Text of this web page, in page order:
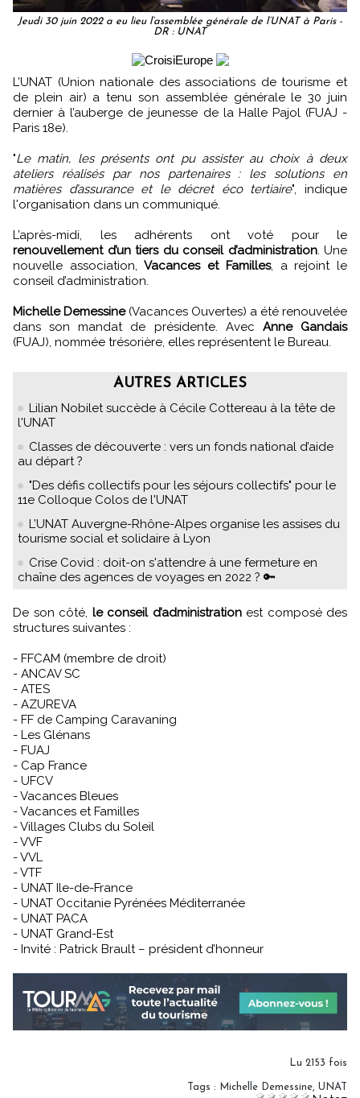
Jeudi 30 juin 2022 a eu lieu l’assemblée générale de l’UNAT à Paris -
DR : UNAT
L’UNAT (Union nationale des associations de tourisme et
de plein air) a tenu son assemblée générale le 30 juin
dernier à l’auberge de jeunesse de la Halle Pajol (FUAJ -
Paris 18e).
"Le matin, les présents ont pu assister au choix à deux
ateliers réalisés par nos partenaires : les solutions en
matières d’assurance et le décret éco tertiaire", indique
l'organisation dans un communiqué.
L’après-midi, les adhérents ont voté pour le
renouvellement d’un tiers du conseil d’administration. Une
nouvelle association,Vacances et Familles, a rejoint le
conseil d’administration.
Michelle Demessine(Vacances Ouvertes) a été renouvelée
dans son mandat de présidente. Avec Anne Gandais
(FUAJ), nommée trésorière, elles représentent le Bureau.
AUTRES ARTICLES
Lilian Nobilet succède à Cécile Cottereau à la tête de
l'UNAT
Classes de découverte : vers un fonds national d’aide
au départ ?
"Des défis collectifs pour les séjours collectifs" pour le
11e Colloque Colos de l'UNAT
L’UNAT Auvergne-Rhône-Alpes organise les assises du
tourisme social et solidaire à Lyon
Crise Covid : doit-on s'attendre à une fermeture en
chaîne des agences de voyages en 2022 ? 🔑
De son côté, le conseil d’administrationest composé des
structures suivantes :
- FFCAM (membre de droit)
- ANCAV SC
- ATES
- AZUREVA
- FF de Camping Caravaning
- Les Glénans
- FUAJ
- Cap France
- UFCV
- Vacances Bleues
- Vacances et Familles
- Villages Clubs du Soleil
- VVF
- VVL
- VTF
- UNAT Ile-de-France
- UNAT Occitanie Pyrénées Méditerranée
- UNAT PACA
- UNAT Grand-Est
- Invité : Patrick Brault – président d’honneur
Lu 2153 fois
Tags : Michelle Demessine, UNAT